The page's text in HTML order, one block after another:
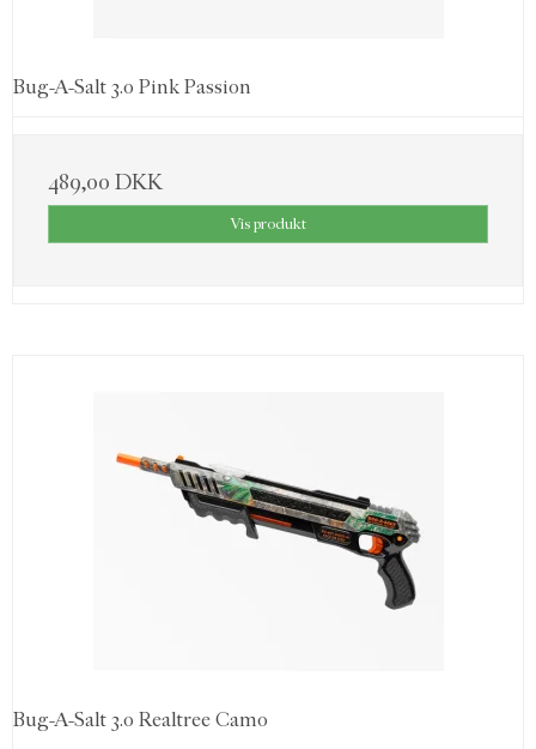
Bug-A-Salt 3.0 Pink Passion
489,00 DKK
Vis produkt
Bug-A-Salt 3.0 Realtree Camo